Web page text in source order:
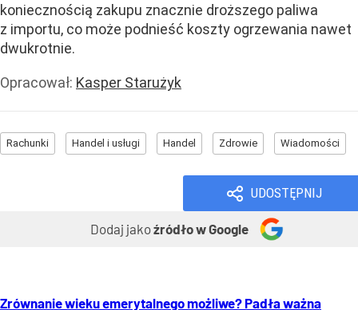
koniecznością zakupu znacznie droższego paliwa
z importu, co może podnieść koszty ogrzewania nawet
dwukrotnie.
Opracował: Kasper Starużyk
Rachunki Handel i usługi Handel Zdrowie Wiadomości
UDOSTĘPNIJ
Dodaj jakoźródło w Google
Zrównanie wieku emerytalnego możliwe? Padła ważna